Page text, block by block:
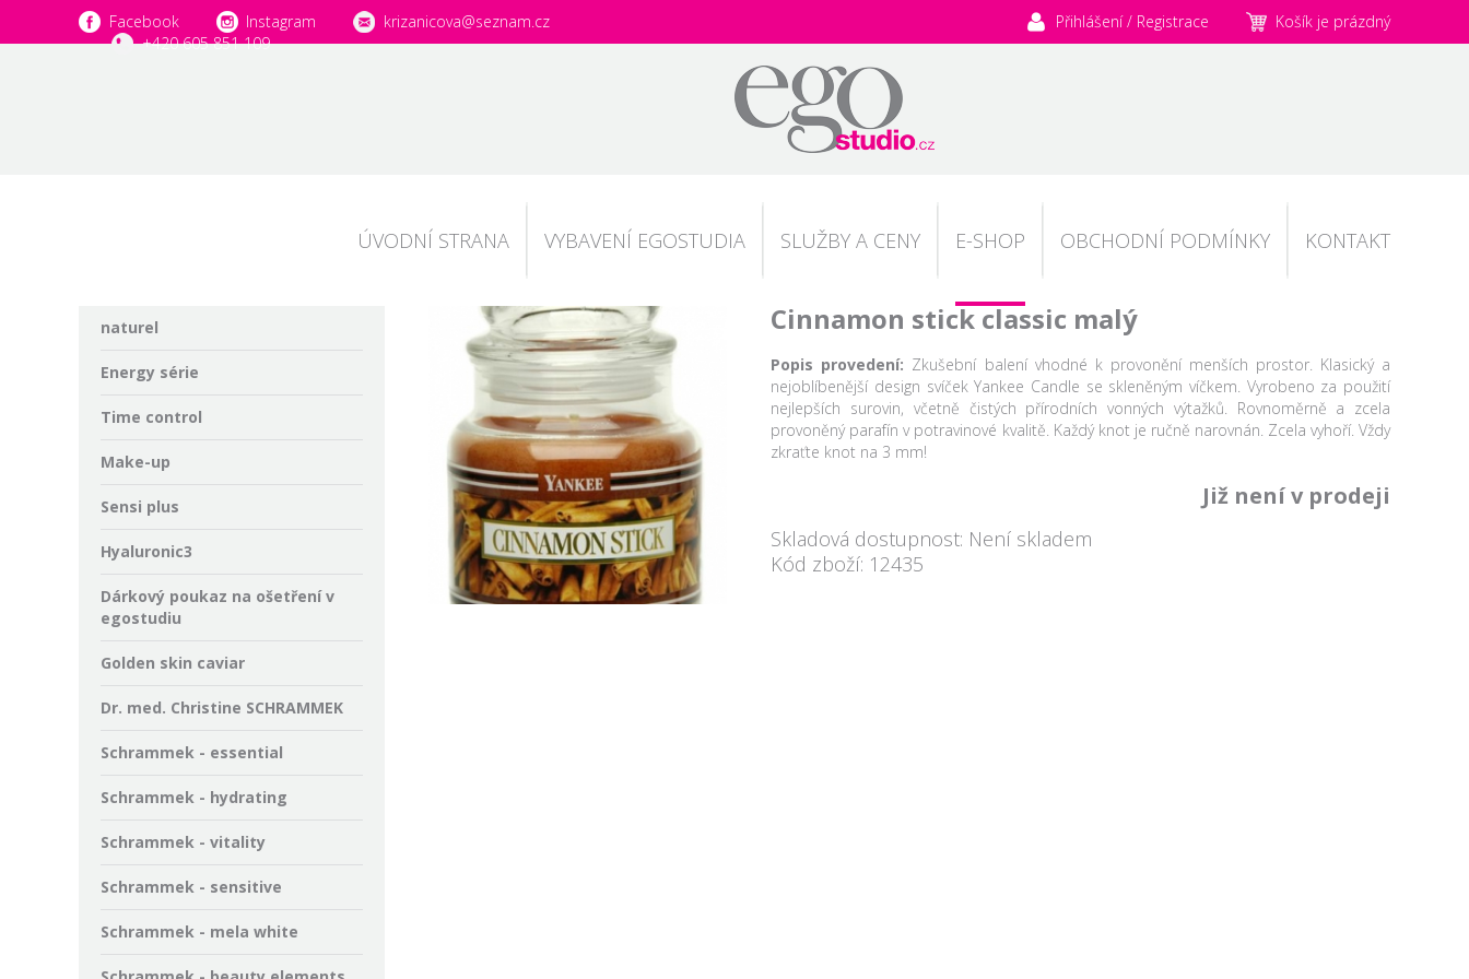
Facebook Instagram
krizanicova@seznam.cz
+420 605 851 109
Přihlášení / Registrace Košík je prázdný
ÚVODNÍ STRANA VYBAVENÍ EGOSTUDIA SLUŽBY A CENY E-SHOP OBCHODNÍ PODMÍNKY KONTAKT
naturel
Energy série
Time control
Make-up
Sensi plus
Hyaluronic3
Dárkový poukaz na ošetření v
egostudiu
Golden skin caviar
Dr. med. Christine SCHRAMMEK
Schrammek - essential
Schrammek - hydrating
Schrammek - vitality
Schrammek - sensitive
Schrammek - mela white
Cinnamon stick classic malý
Popis provedení: Zkušební balení vhodné k provonění menších prostor. Klasický a
nejoblíbenější design svíček Yankee Candle se skleněným víčkem. Vyrobeno za použití
nejlepších surovin, včetně čistých přírodních vonných výtažků. Rovnoměrně a zcela
provoněný parafín v potravinové kvalitě. Každý knot je ručně narovnán. Zcela vyhoří. Vždy
zkraťte knot na 3 mm!
Již není v prodeji
Skladová dostupnost: Není skladem
Kód zboží: 12435